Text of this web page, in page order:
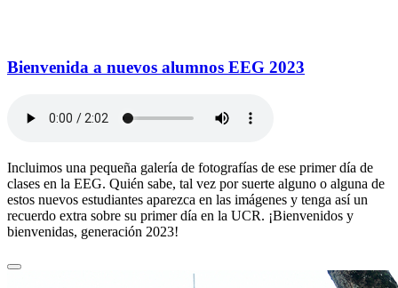
Bienvenida a nuevos alumnos EEG 2023
Incluimos una pequeña galería de fotografías de ese primer día de
clases en la EEG. Quién sabe, tal vez por suerte alguno o alguna de
estos nuevos estudiantes aparezca en las imágenes y tenga así un
recuerdo extra sobre su primer día en la UCR. ¡Bienvenidos y
bienvenidas, generación 2023!